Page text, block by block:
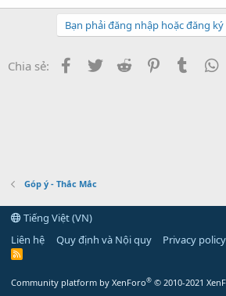
Bạn phải đăng nhập hoặc đăng
Chia sẻ: Facebook
Twitter Reddit PinterestTumblr
Góp ý - Thắc Mắc
Tiếng Việt (VN)
Liên hệ
Quy định và Nội quy Privacy policy
R
Community platform by XenForo® © 2010-2021